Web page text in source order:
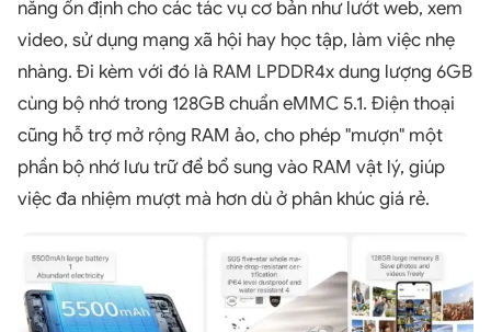
năng ổn định cho các tác vụ cơ bản như lướt web, xem
video, sử dụng mạng xã hội hay học tập, làm việc nhẹ
nhàng. Đi kèm với đó là RAM LPDDR4x dung lượng 6GB
cùng bộ nhớ trong 128GB chuẩn eMMC 5.1. Điện thoại
cũng hỗ trợ mở rộng RAM ảo, cho phép "mượn" một
phần bộ nhớ lưu trữ để bổ sung vào RAM vật lý, giúp
việc đa nhiệm mượt mà hơn dù ở phân khúc giá rẻ.